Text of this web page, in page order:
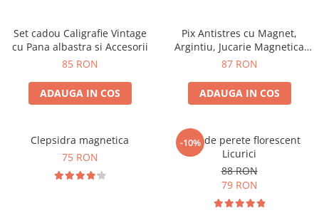
Set cadou Caligrafie Vintage
cu Pana albastra si Accesorii
85 RON
ADAUGA IN COS
Pix Antistres cu Magnet,
Argintiu, Jucarie Magnetica
pentru Birou
87 RON
ADAUGA IN COS
Clepsidra magnetica
75 RON
-10%
Ceas de perete florescent
Licurici
88 RON
79 RON